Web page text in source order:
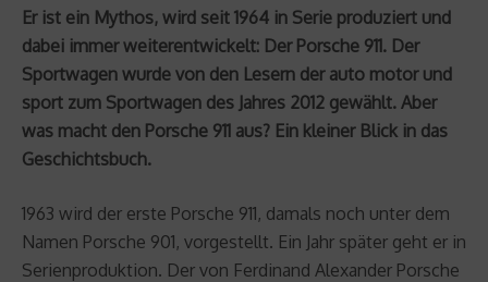
Er ist ein Mythos, wird seit 1964 in Serie produziert und
dabei immer weiterentwickelt: Der Porsche 911. Der
Sportwagen wurde von den Lesern der auto motor und
sport zum Sportwagen des Jahres 2012 gewählt. Aber
was macht den Porsche 911 aus? Ein kleiner Blick in das
Geschichtsbuch.
1963 wird der erste Porsche 911, damals noch unter dem
Namen Porsche 901, vorgestellt. Ein Jahr später geht er in
Serienproduktion. Der von Ferdinand Alexander Porsche